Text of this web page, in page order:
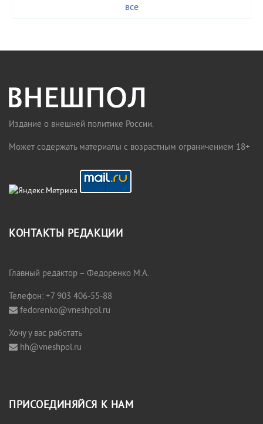
все
Издание о внешней политике России.
Может содержать материалы с возрастным ограничением 18+
КОНТАКТЫ РЕДАКЦИИ
Главный редактор – Федоренко М.А.
Телефон: +7 903 406-55-88
fedorenko@vneshpol.ru
Хочу у вас работать
hh@vneshpol.ru
ПРИСОЕДИНЯЙСЯ К НАМ